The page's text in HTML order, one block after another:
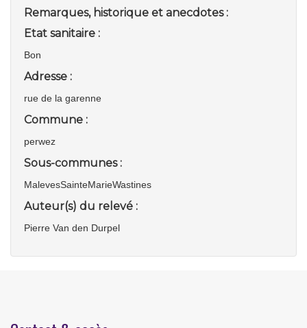
Remarques, historique et anecdotes :
Etat sanitaire :
Bon
Adresse :
rue de la garenne
Commune :
perwez
Sous-communes :
MalevesSainteMarieWastines
Auteur(s) du relevé :
Pierre Van den Durpel